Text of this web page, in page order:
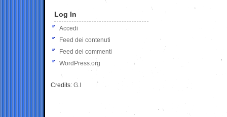
Log In
Accedi
Feed dei contenuti
Feed dei commenti
WordPress.org
Credits: G.I